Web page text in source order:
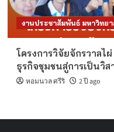
งานประชาสัมพันธ์ มหาวิทย
โครงการวิจัยจักรวาล
ธุรกิจชุมชนสู่การเป็นวิ
หอมนวล ศรีริ 2 ปี ago